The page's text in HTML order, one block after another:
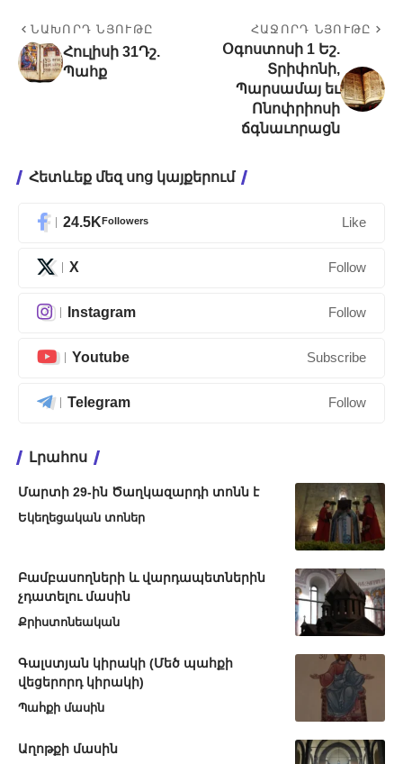
ՆԱԽՈՐԴ ՆՅՈՒԹԸ
Հուլիսի 31Դշ.
Պահք
ՀԱՋՈՐԴ ՆՅՈՒԹԸ
Օգոստոսի 1 Եշ.
Տրիփոնի,
Պարսամայ եւ
Ոնոփրիոսի
ճգնաւորացն
Հետևեք մեզ սոց կայքերում
24.5KFollowers Like
X Follow
Instagram Follow
Youtube Subscribe
Telegram Follow
Լրահոս
Մարտի 29-ին Ծաղկազարդի տոնն է
Եկեղեցական տոներ
Բամբասողների և վարդապետներին
չդատելու մասին
Քրիստոնեական
Գալստյան կիրակի (Մեծ պահքի
վեցերորդ կիրակի)
Պահքի մասին
Աղոթքի մասին